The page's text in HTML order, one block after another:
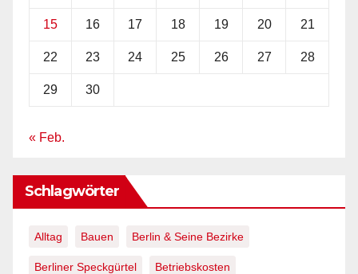
15 16 17 18 19 20 21
22 23 24 25 26 27 28
29 30
« Feb.
Schlagwörter
Alltag Bauen Berlin & Seine Bezirke
Berliner Speckgürtel Betriebskosten